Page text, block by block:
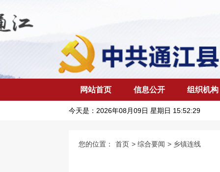
网站首页 信息公开 组织机构
今天是： 2026年08月09日 星期日 15:52:30
您的位置： 首页 > 综合要闻 > 乡镇连线